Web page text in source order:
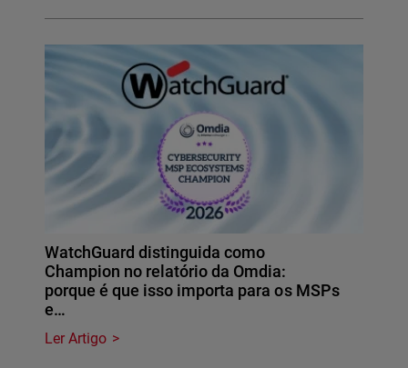
WatchGuard distinguida como
Champion no relatório da Omdia:
porque é que isso importa para os MSPs
e…
Ler Artigo